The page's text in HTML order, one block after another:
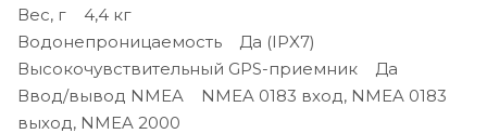
Вес, г 4,4 кг
Водонепроницаемость Да (IPX7)
Высокочувствительный GPS-приемник Да
Ввод/вывод NMEA NMEA 0183 вход, NMEA 0183
выход, NMEA 2000